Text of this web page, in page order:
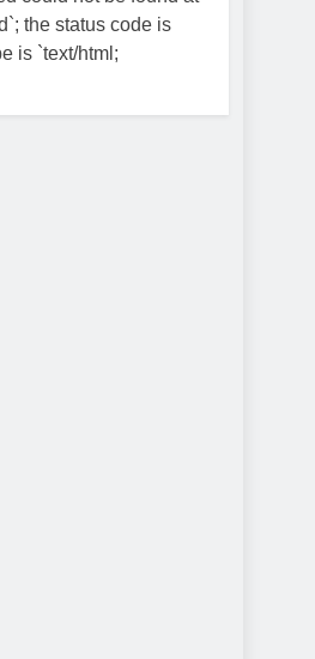
the status code is
is `text/html;